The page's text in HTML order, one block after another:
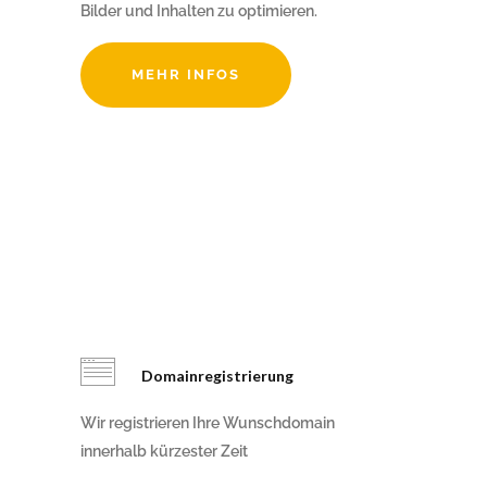
Bilder und Inhalten zu optimieren.
MEHR INFOS
Domainregistrierung
Wir registrieren Ihre Wunschdomain
innerhalb kürzester Zeit